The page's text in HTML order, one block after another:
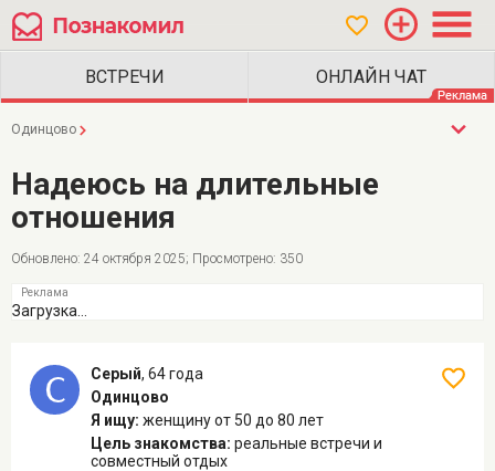
Одинцово
Надеюсь на длительные
отношения
Обновлено: 24 октября 2025; Просмотрено: 350
Загрузка...
Серый, 64 года
Одинцово
Я ищу: женщинуот 50 до 80 лет
Цель знакомства: реальные встречи и
совместный отдых